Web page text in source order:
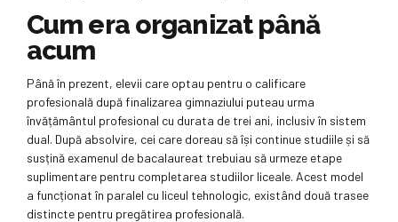
Cum era organizat până
acum
Până în prezent, elevii care optau pentru o calificare
profesională după finalizarea gimnaziului puteau urma
învățământul profesional cu durata de trei ani, inclusiv în sistem
dual. După absolvire, cei care doreau să își continue studiile și să
susțină examenul de bacalaureat trebuiau să urmeze etape
suplimentare pentru completarea studiilor liceale. Acest model
a funcționat în paralel cu liceul tehnologic, existând două trasee
distincte pentru pregătirea profesională.